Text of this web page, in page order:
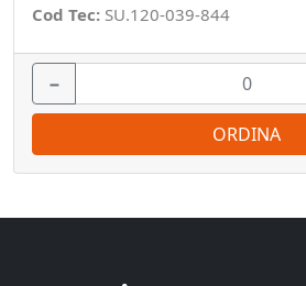
Cod Tec: SU.120-039-844
−
ORDINA